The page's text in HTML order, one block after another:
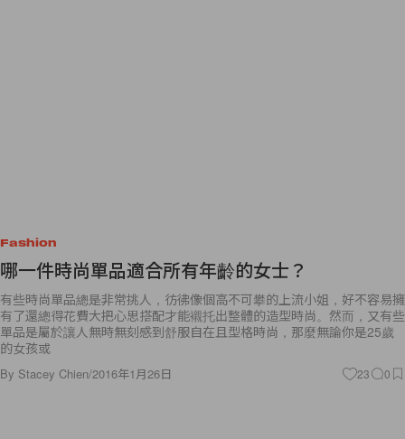
Fashion
哪一件時尚單品適合所有年齡的女士？
有些時尚單品總是非常挑人，彷彿像個高不可攀的上流小姐，好不容易擁
有了還總得花費大把心思搭配才能襯托出整體的造型時尚。然而，又有些
單品是屬於讓人無時無刻感到舒服自在且型格時尚，那麼無論你是25歲
的女孩或
By Stacey Chien/2016年1月26日 23 0